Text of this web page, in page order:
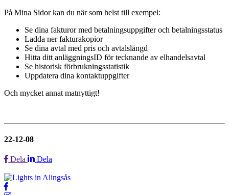
På Mina Sidor kan du när som helst till exempel:
Se dina fakturor med betalningsuppgifter och betalningsstatus
Ladda ner fakturakopior
Se dina avtal med pris och avtalslängd
Hitta ditt anläggningsID för tecknande av elhandelsavtal
Se historisk förbrukningsstatistik
Uppdatera dina kontaktuppgifter
Och mycket annat matnyttigt!
22-12-08
Dela Dela